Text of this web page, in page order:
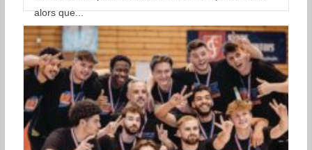
alors que...